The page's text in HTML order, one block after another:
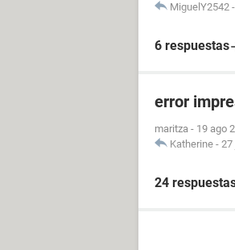
MiguelY2542 -
6 respuestas
error
maritza - 19 ago
Katherine - 27
24